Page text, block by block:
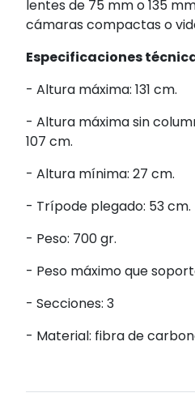
lentes de 75 mm o 135
cámaras compactas o
Especificaciones
- Altura máxima: 131 cm.
- Altura máxima sin
107 cm.
- Altura mínima: 27 cm.
- Trípode plegado: 53 cm.
- Peso: 700 gr.
- Peso máximo que
- Secciones: 3
- Material: fibra de